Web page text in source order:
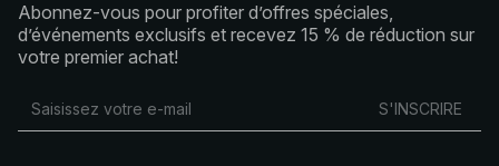
Abonnez-vous pour profiter d’offres spéciales,
d’événements exclusifs et recevez 15 % de réduction sur
votre premier achat!
S'INSCRIRE